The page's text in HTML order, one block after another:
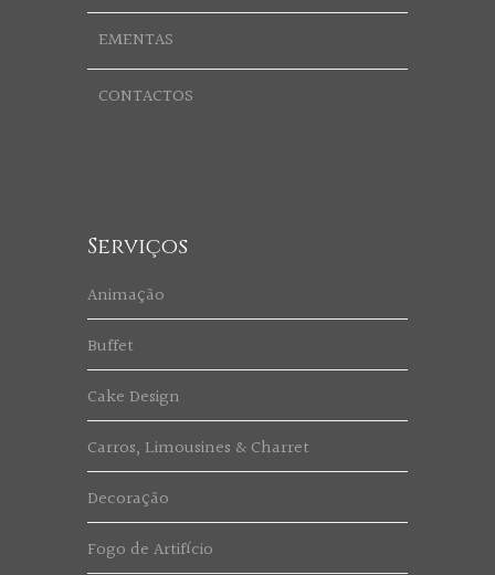
EMENTAS
CONTACTOS
Serviços
Animação
Buffet
Cake Design
Carros, Limousines & Charret
Decoração
Fogo de Artifício